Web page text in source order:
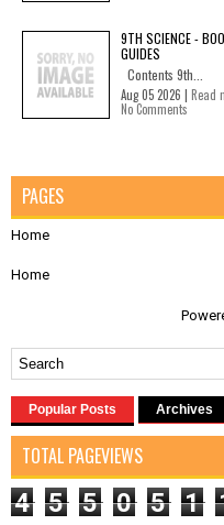
9TH SCIENCE -
GUIDES
Contents 9th...
Aug 05 2026 | Read
No Comments
PAGES
Home
Home
Popular Posts Archives
TOTAL PAGEVIEWS
4 5 5 0 5 1